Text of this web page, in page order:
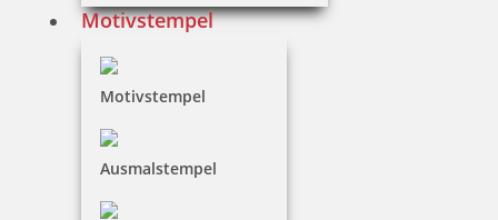
Motivstempel
Motivstempel
Ausmalstempel
Bestellen